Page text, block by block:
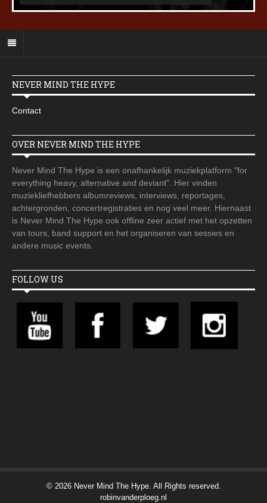
NEVER MIND THE HYPE
Contact
OVER NEVER MIND THE HYPE
Never Mind The Hype is een onafhankelijk muziekplatform "for
everything heavy, alternative and deviant". Hier vinden
muziekliefhebbers albumreviews, interviews, reportages,
achtergronden, concertregistraties en nog veel meer. Hiernaast
is Never Mind The Hype ook offline zeer actief met het opzetten
van tours, band support en het organiseren van sessies en
andere music events.
FOLLOW US
© 2026 Never Mind The Hype. All Rights reserved.
robinvanderploeg.nl